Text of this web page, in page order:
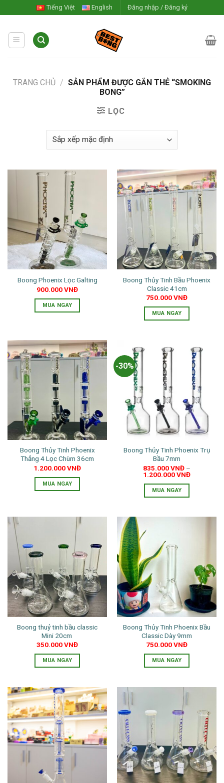
to
content
Tiếng Việt English Đăng nhập / Đăng ký
TRANG CHỦ / SẢN PHẨM ĐƯỢC GẮN THẺ “SMOKING
BONG”
LỌC
Boong Phoenix Lọc Galting
900.000VNĐ
MUA NGAY
Boong Thủy Tinh Bầu Phoenix
Classic 41cm
750.000VNĐ
MUA NGAY
này
có
nhiều
biến
thể.
Các
tùy
chọn
có
được
chọn
trên
trang
sản
Boong Thủy Tinh Phoenix
Thẳng 4 Lọc Chùm 36cm
1.200.000VNĐ
MUA NGAY
này
biến
Các
tùy
chọn
có
thể
chọn
trên
trang
sản
-30%
Boong Thủy Tinh Phoenix Trụ
Bầu 7mm
835.000VNĐ –
1.200.000VNĐ
MUA NGAY
nhiều
biến
tùy
chọn
có
thể
được
chọn
trên
trang
sản
Boong thuỷ tinh bầu classic
Mini 20cm
350.000VNĐ
MUA NGAY
này
có
nhiều
biến
thể.
Các
tùy
chọn
có
Boong Thủy Tinh Phoenix Bầu
Classic Dày 9mm
750.000VNĐ
MUA NGAY